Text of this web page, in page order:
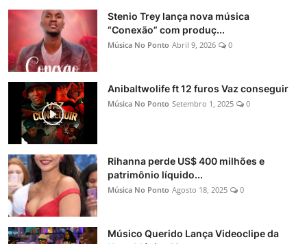
Stenio Trey lança nova música
“Conexão” com produç...
Música No Ponto Abril 9, 2026 0
Anibaltwolife ft 12 furos Vaz conseguir
Música No Ponto Setembro 1, 2025 0
Rihanna perde US$ 400 milhões e
patrimônio líquido...
Música No Ponto Agosto 18, 2025 0
Músico Querido Lança Videoclipe da